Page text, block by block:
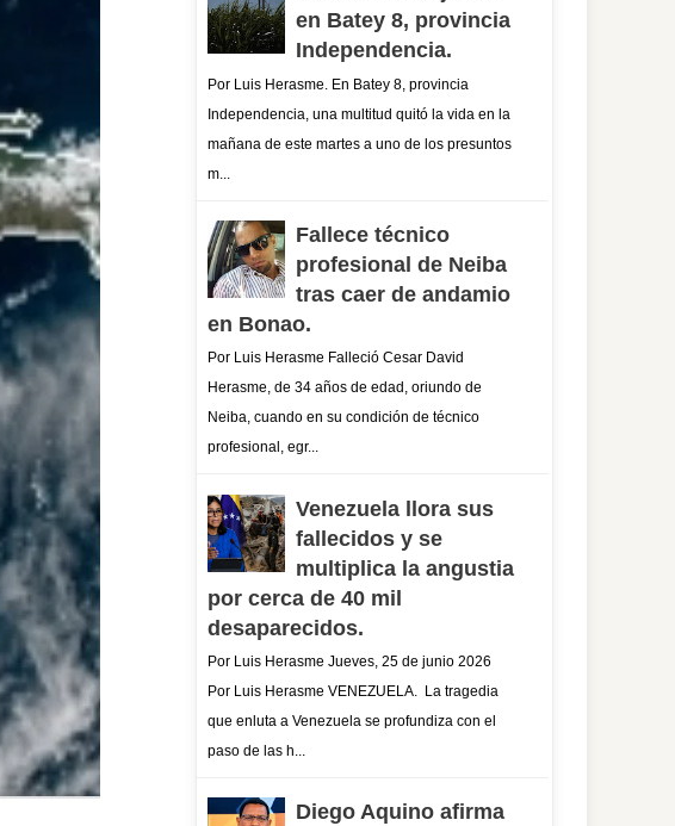
en Batey 8, provincia
Independencia.
Por Luis Herasme. En Batey 8, provincia
Independencia, una multitud quitó la vida en la
mañana de este martes a uno de los presuntos
m...
Fallece técnico
profesional de Neiba
tras caer de andamio
en Bonao.
Por Luis Herasme Falleció Cesar David
Herasme, de 34 años de edad, oriundo de
Neiba, cuando en su condición de técnico
profesional, egr...
Venezuela llora sus
fallecidos y se
multiplica la angustia
por cerca de 40 mil
desaparecidos.
Por Luis Herasme Jueves, 25 de junio 2026
Por Luis Herasme VENEZUELA. La tragedia
que enluta a Venezuela se profundiza con el
paso de las h...
Diego Aquino afirma